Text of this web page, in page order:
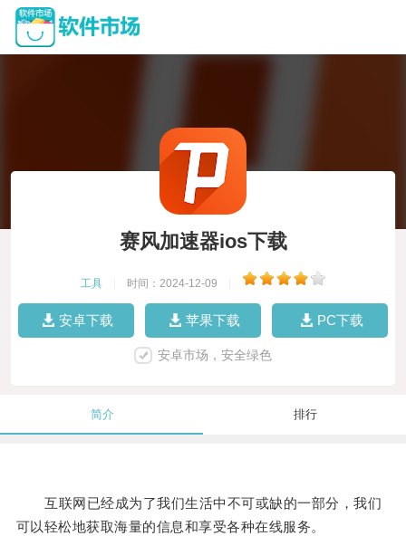
赛风加速器ios下载
工具 时间：2024-12-09
安卓下载 苹果下载 PC下载
安卓市场，安全绿色
简介 排行
互联网已经成为了我们生活中不可或缺的一部分，我们
可以轻松地获取海量的信息和享受各种在线服务。